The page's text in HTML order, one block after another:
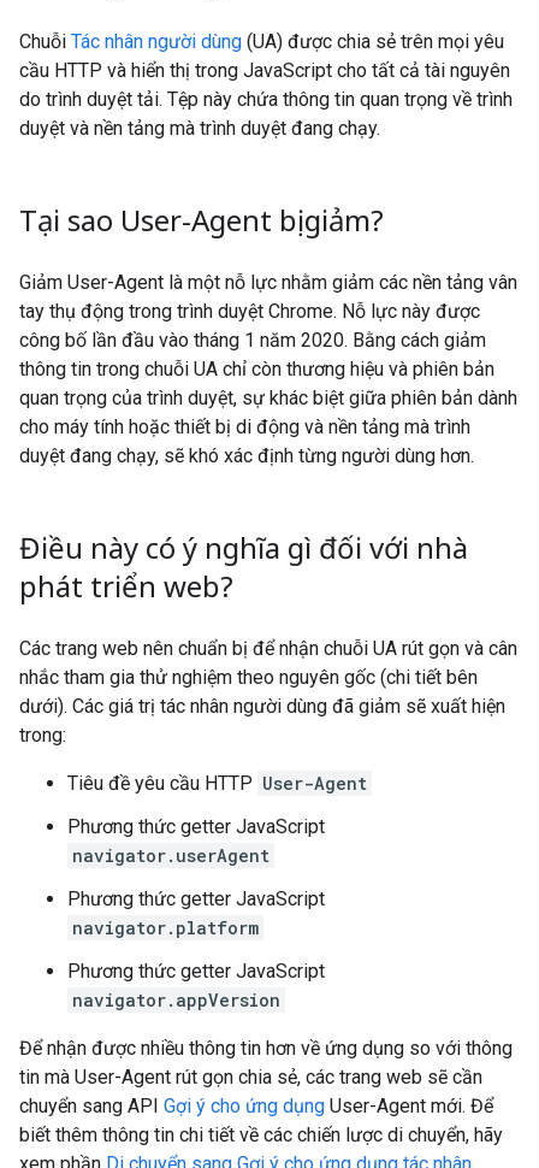
Chuỗi Tác nhân người dùng (UA) được chia sẻ trên mọi yêu
cầu HTTP và hiển thị trong JavaScript cho tất cả tài nguyên
do trình duyệt tải. Tệp này chứa thông tin quan trọng về trình
duyệt và nền tảng mà trình duyệt đang chạy.
Tại sao User-Agent bị giảm?
Giảm User-Agent là một nỗ lực nhằm giảm các nền tảng vân
tay thụ động trong trình duyệt Chrome. Nỗ lực này được
công bố lần đầu vào tháng 1 năm 2020. Bằng cách giảm
thông tin trong chuỗi UA chỉ còn thương hiệu và phiên bản
quan trọng của trình duyệt, sự khác biệt giữa phiên bản dành
cho máy tính hoặc thiết bị di động và nền tảng mà trình
duyệt đang chạy, sẽ khó xác định từng người dùng hơn.
Điều này có ý nghĩa gì đối với nhà
phát triển web?
Các trang web nên chuẩn bị để nhận chuỗi UA rút gọn và cân
nhắc tham gia thử nghiệm theo nguyên gốc (chi tiết bên
dưới). Các giá trị tác nhân người dùng đã giảm sẽ xuất hiện
trong:
Tiêu đề yêu cầu HTTP User-Agent
Phương thức getter JavaScript
navigator.userAgent
Phương thức getter JavaScript
navigator.platform
Phương thức getter JavaScript
navigator.appVersion
Để nhận được nhiều thông tin hơn về ứng dụng so với thông
tin mà User-Agent rút gọn chia sẻ, các trang web sẽ cần
chuyển sang API Gợi ý cho ứng dụng User-Agent mới. Để
biết thêm thông tin chi tiết về các chiến lược di chuyển, hãy
xem phần Di chuyển sang Gợi ý cho ứng dụng tác nhân